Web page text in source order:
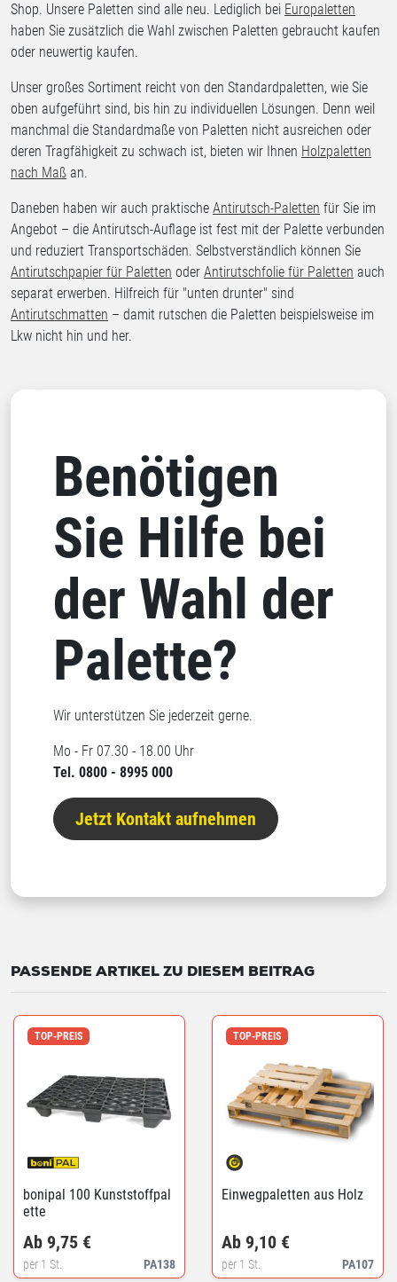
Shop. Unsere Paletten sind alle neu. Lediglich bei Europaletten
haben Sie zusätzlich die Wahl zwischen Paletten gebraucht kaufen
oder neuwertig kaufen.
Unser großes Sortiment reicht von den Standardpaletten, wie Sie
oben aufgeführt sind, bis hin zu individuellen Lösungen. Denn weil
manchmal die Standardmaße von Paletten nicht ausreichen oder
deren Tragfähigkeit zu schwach ist, bieten wir Ihnen Holzpaletten
nach Maß an.
Daneben haben wir auch praktische Antirutsch-Paletten für Sie im
Angebot – die Antirutsch-Auflage ist fest mit der Palette verbunden
und reduziert Transportschäden. Selbstverständlich können Sie
Antirutschpapier für Paletten oder Antirutschfolie für Paletten auch
separat erwerben. Hilfreich für "unten drunter" sind
Antirutschmatten – damit rutschen die Paletten beispielsweise im
Lkw nicht hin und her.
Benötigen
Sie Hilfe bei
der Wahl der
Palette?
Wir unterstützen Sie jederzeit gerne.
Mo - Fr 07.30 - 18.00 Uhr
Tel. 0800 - 8995 000
Jetzt Kontakt aufnehmen
PASSENDE ARTIKEL ZU DIESEM BEITRAG
TOP-PREIS
bonipal 100 Kunststoffpal
ette
PA138
Ab 9,75 €
per 1 St.
TOP-PREIS
Einwegpaletten aus Holz
PA107
Ab 9,10 €
per 1 St.